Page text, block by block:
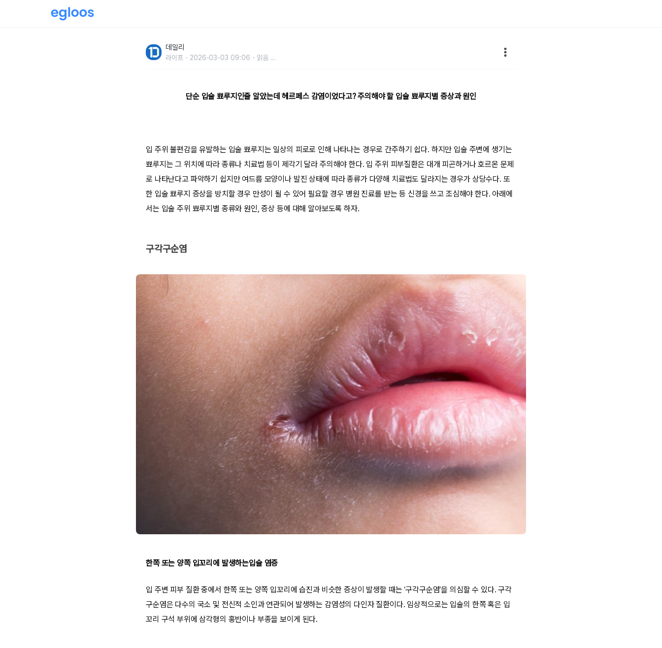
데일리
라이프 2026-03-03 09:06 읽음 ...
단순 입술 뾰루지인줄 알았는데 헤르페스 감염이었다고? 주의해야 할 입술 뾰루지별 증상과 원인
입 주위 불편감을 유발하는 입술 뾰루지는 일상의 피로로 인해 나타나는 경우로 간주하기 쉽다. 하지만 입술 주변에 생기는
뾰루지는 그 위치에 따라 종류나 치료법 등이 제각기 달라 주의해야 한다. 입 주위 피부질환은 대개 피곤하거나 호르몬 문제
로 나타난다고 파악하기 쉽지만 여드름 모양이나 발진 상태에 따라 종류가 다양해 치료법도 달라지는 경우가 상당수다. 또
한 입술 뾰루지 증상을 방치할 경우 만성이 될 수 있어 필요할 경우 병원 진료를 받는 등 신경을 쓰고 조심해야 한다. 아래에
서는 입술 주위 뾰루지별 종류와 원인, 증상 등에 대해 알아보도록 하자.
구각구순염
한쪽 또는 양쪽 입꼬리에 발생하는입술 염증
입 주변 피부 질환 중에서 한쪽 또는 양쪽 입꼬리에 습진과 비슷한 증상이 발생할 때는 ‘구각구순염’을 의심할 수 있다. 구각
구순염은 다수의 국소 및 전신적 소인과 연관되어 발생하는 감염성의 다인자 질환이다. 임상적으로는 입술의 한쪽 혹은 입
꼬리 구석 부위에 삼각형의 홍반이나 부종을 보이게 된다.